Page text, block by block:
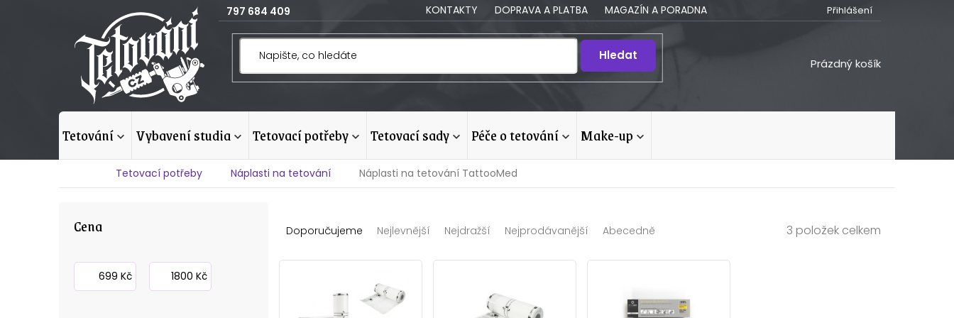
797 684 409 KONTAKTY DOPRAVA A PLATBA MAGAZÍN A PORADNA Přihlášení
Hledat
NÁKUPNÍ
Prázdný košík
tetování vybavení studia tetovací potřeby tetovací sady péče o tetování make-up
DomůTetovací potřeby Náplasti na tetování Náplasti na tetování TattooMed
Cena
699 Kč 1800 Kč
a
z
Doporučujeme Nejlevnější Nejdražší Nejprodávanější Abecedně 3 položek celkem
V